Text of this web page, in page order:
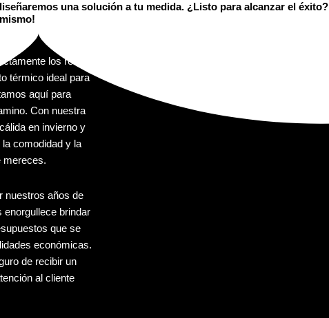
una solución a tu medida. ¿Listo para alcanzar el éxito?
los retos
térmico ideal para
aquí para
Con nuestra
en invierno y
comodidad y la
mereces.
nuestros años de
brindar
que se
económicas.
de recibir un
al cliente